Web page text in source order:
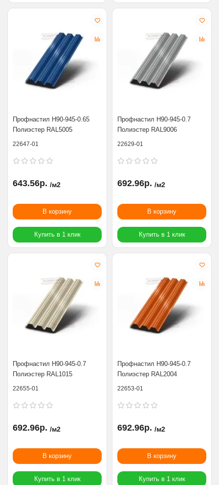
Профнастил Н90-945-0.65
Полиэстер RAL5005
22647-01
643.56р. /м2
В корзину
Купить в 1 клик
Профнастил Н90-945-0.7
Полиэстер RAL9006
22629-01
692.96р. /м2
В корзину
Купить в 1 клик
Профнастил Н90-945-0.7
Полиэстер RAL1015
22655-01
692.96р. /м2
В корзину
Купить в 1 клик
Профнастил Н90-945-0.7
Полиэстер RAL2004
22653-01
692.96р. /м2
В корзину
Купить в 1 клик